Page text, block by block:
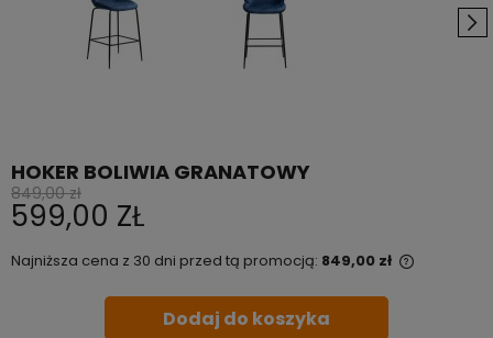
HOKER BOLIWIA GRANATOWY
599,00 ZŁ
849,00 zł
Najniższa cena z 30 dni przed tą promocją: 849,00 zł
Dodaj do koszyka